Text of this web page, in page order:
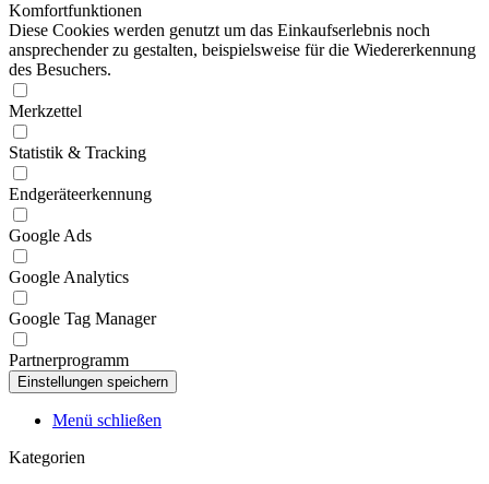
Komfortfunktionen
Diese Cookies werden genutzt um das Einkaufserlebnis noch
ansprechender zu gestalten, beispielsweise für die Wiedererkennung
des Besuchers.
Merkzettel
Statistik & Tracking
Endgeräteerkennung
Google Ads
Google Analytics
Google Tag Manager
Partnerprogramm
Menü schließen
Kategorien